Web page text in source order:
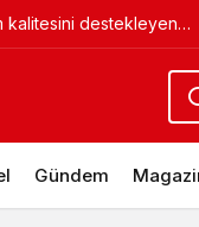
kalitesini destekleyen
zekâ hizmetleri akıllı
ve altyapı kadar
Gündem
Görmek​